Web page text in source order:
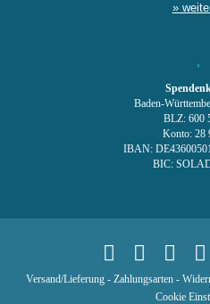
»
Baden-
BLZ: 600
Konto: 28
IBAN:
BIC:
Versand/Lieferung- Zahlungsarten-
Cookie